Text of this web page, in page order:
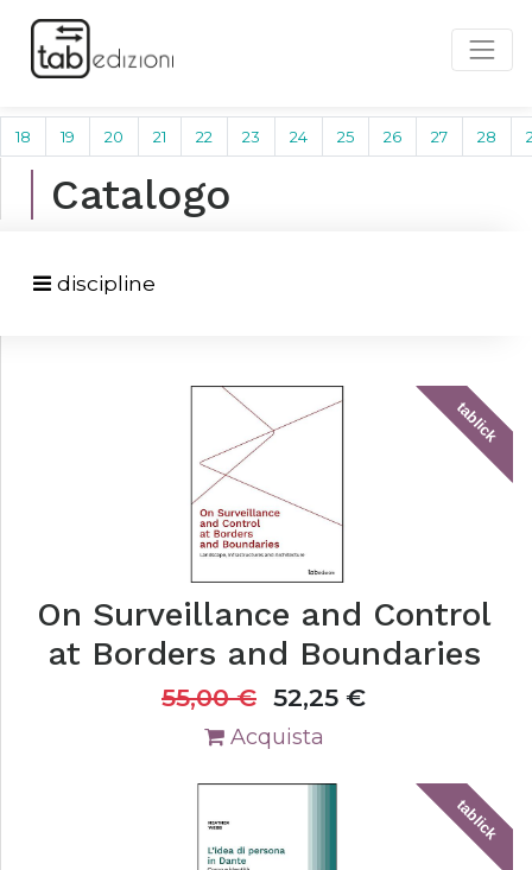
18 19 20 21 22 23 24 25 26 27 28
Catalogo
discipline
tablick
On Surveillance and Control
at Borders and Boundaries
55,00€ 52,25 €
Acquista
tablick